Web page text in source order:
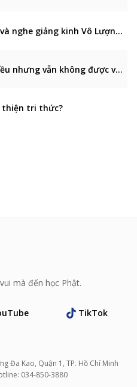
Vì sao nên đọc tụng và nghe giảng kinh Vô Lượng Thọ?
Vì sao niệm Phật nhiều nhưng vẫn không được vãng sanh?
thiện tri thức?
mà đến học Phật.
TikTok
Đa Kao, Quận 1, TP. Hồ Chí Minh
034‑850‑3880